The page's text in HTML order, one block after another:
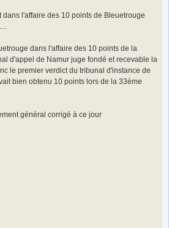
l'affaire des 10 points de Bleuetrouge
dans l'affaire des 10 points de la
d'appel de Namur juge fondé et recevable la
le premier verdict du tribunal d'instance de
bien obtenu 10 points lors de la 33ème
général corrigé à ce jour